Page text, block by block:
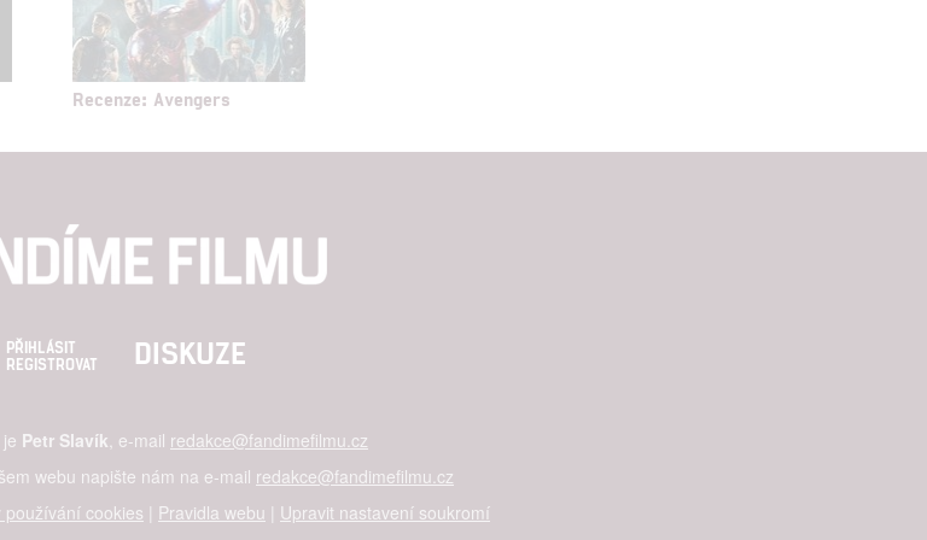
Recenze: Avengers
PŘIHLÁSIT
REGISTROVAT
DISKUZE
Petr Slavík, e-mail redakce@fandimefilmu.cz
webu napište nám na e-mail redakce@fandimefilmu.cz
používání cookies | Pravidla webu | Upravit nastavení soukromí